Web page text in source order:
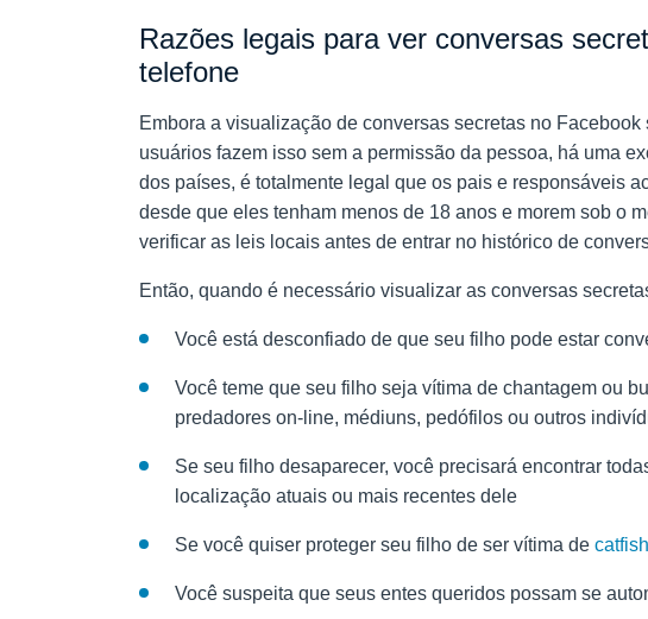
Razões legais para ver conversas
telefone
Embora a visualização de conversas secretas no
usuários fazem isso sem a permissão da pessoa, há uma
dos países, é totalmente legal que os pais e responsáveis
desde que eles tenham menos de 18 anos e morem sob o
verificar as leis locais antes de entrar no histórico de
Então, quando é necessário visualizar as conversas
Você está desconfiado de que seu filho pode estar
Você teme que seu filho seja vítima de chantagem ou
predadores on-line, médiuns, pedófilos ou outros
Se seu filho desaparecer, você precisará encontrar
localização atuais ou mais recentes dele
Se você quiser proteger seu filho de ser vítima de
Você suspeita que seus entes queridos possam se